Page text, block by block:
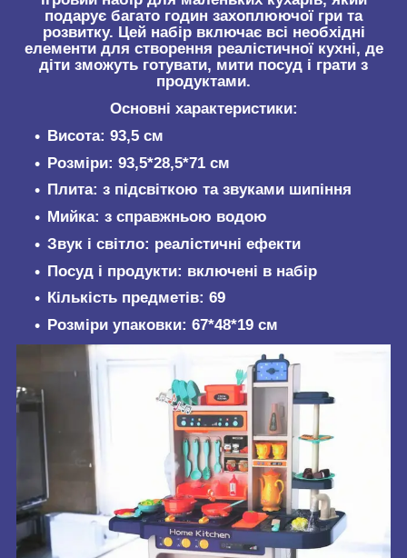
подарує багато годин захоплюючої гри та
розвитку. Цей набір включає всі необхідні
елементи для створення реалістичної кухні, де
діти зможуть готувати, мити посуд і грати з
продуктами.
Основні характеристики:
Висота: 93,5 см
Розміри: 93,5*28,5*71 см
Плита: з підсвіткою та звуками шипіння
Мийка: з справжньою водою
Звук і світло: реалістичні ефекти
Посуд і продукти: включені в набір
Кількість предметів: 69
Розміри упаковки: 67*48*19 см